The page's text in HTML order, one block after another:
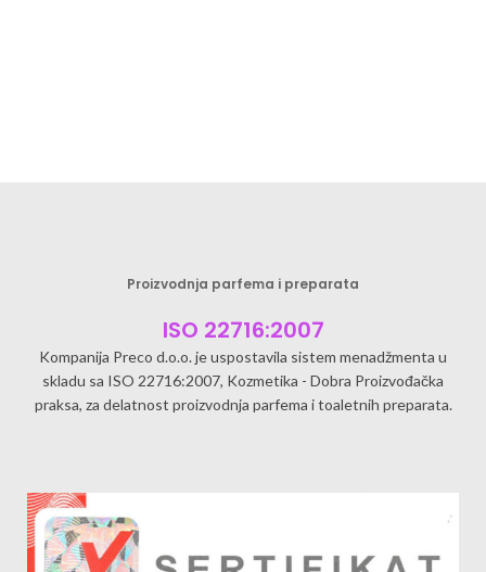
Proizvodnja parfema i preparata
ISO 22716:2007
Kompanija Preco d.o.o. je uspostavila sistem menadžmenta u
skladu sa ISO 22716:2007, Kozmetika - Dobra Proizvođačka
praksa, za delatnost proizvodnja parfema i toaletnih preparata.